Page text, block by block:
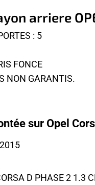
arriere
: 5
FONCE
NON GARANTIS.
sur Opel
D PHASE 2 1.3